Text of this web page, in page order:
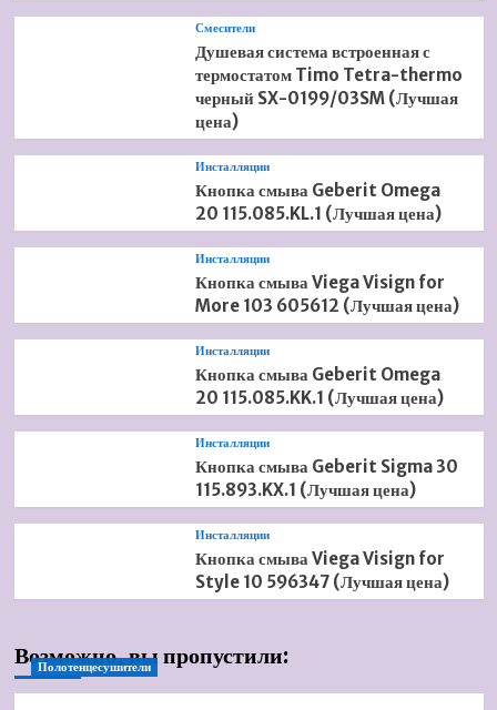
Смесители
Душевая система встроенная с
термостатом Timo Tetra-thermo
черный SX-0199/03SM (Лучшая
цена)
Инсталляции
Кнопка смыва Geberit Omega
20 115.085.KL.1 (Лучшая цена)
Инсталляции
Кнопка смыва Viega Visign for
More 103 605612 (Лучшая цена)
Инсталляции
Кнопка смыва Geberit Omega
20 115.085.KK.1 (Лучшая цена)
Инсталляции
Кнопка смыва Geberit Sigma 30
115.893.KX.1 (Лучшая цена)
Инсталляции
Кнопка смыва Viega Visign for
Style 10 596347 (Лучшая цена)
Возможно, вы пропустили:
Полотенцесушители